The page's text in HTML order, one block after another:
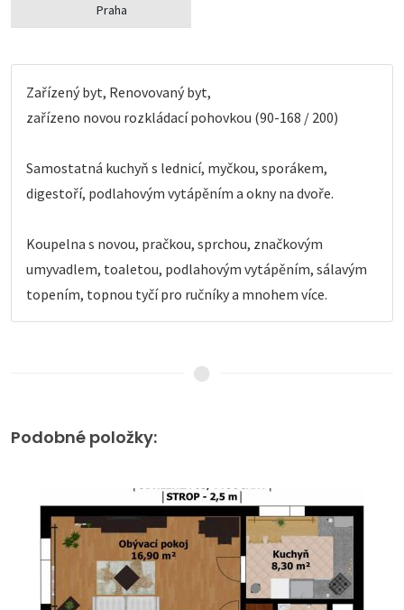
Praha
Zařízený byt, Renovovaný byt,
zařízeno novou rozkládací pohovkou (90-168 / 200)
Samostatná kuchyň s lednicí, myčkou, sporákem,
digestoří, podlahovým vytápěním a okny na dvoře.
Koupelna s novou, pračkou, sprchou, značkovým
umyvadlem, toaletou, podlahovým vytápěním, sálavým
topením, topnou tyčí pro ručníky a mnohem více.
Podobné položky: